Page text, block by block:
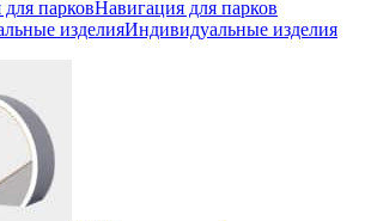
Навигация для парков
Индивидуальные изделия